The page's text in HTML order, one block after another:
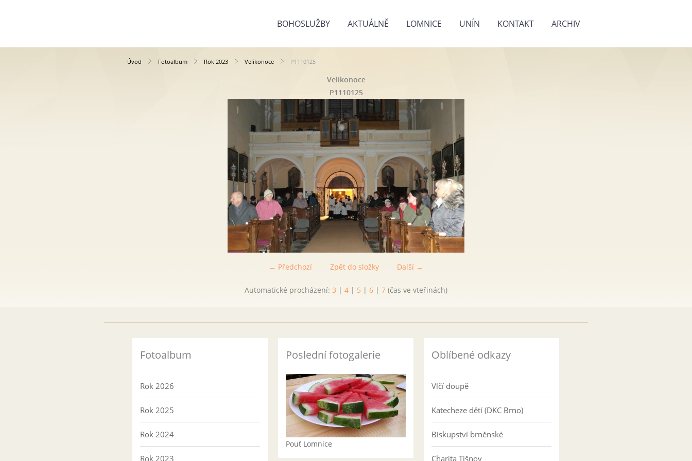
BOHOSLUŽBY AKTUÁLNĚ LOMNICE UNÍN KONTAKT ARCHIV
Úvod Fotoalbum Rok 2023 Velikonoce P1110125
Velikonoce
P1110125
← Předchozí Další →
Zpět do složky
Automatické procházení: 3 | 4 | 5 | 6 | 7 (čas ve vteřinách)
Fotoalbum
Rok 2026
Rok 2025
Rok 2024
Rok 2023
Poslední fotogalerie
Pouť Lomnice
Oblíbené odkazy
Vlčí doupě
Katecheze dětí (DKC Brno)
Biskupství brněnské
Charita Tišnov